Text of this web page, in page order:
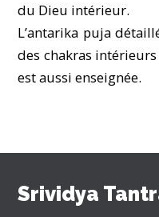
du Dieu intérieur.
L’antarika puja
des chakras intérieurs
est aussi enseignée.
Srividya